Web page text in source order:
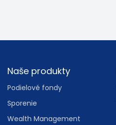
Footer
Naše produkty
Podielové fondy
Sporenie
Wealth Management